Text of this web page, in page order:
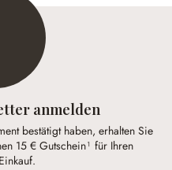
anmelden
bestätigt haben, erhalten Sie
15 € Gutschein¹ für Ihren